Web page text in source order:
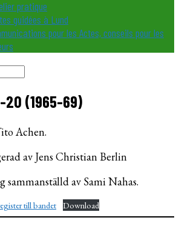
pratique
guidées à Lund
pour les Actes, conseils pour les
20 (1965-69)
Achen.
av Jens Christian Berlin
av Sami Nahas.
till bandet Download